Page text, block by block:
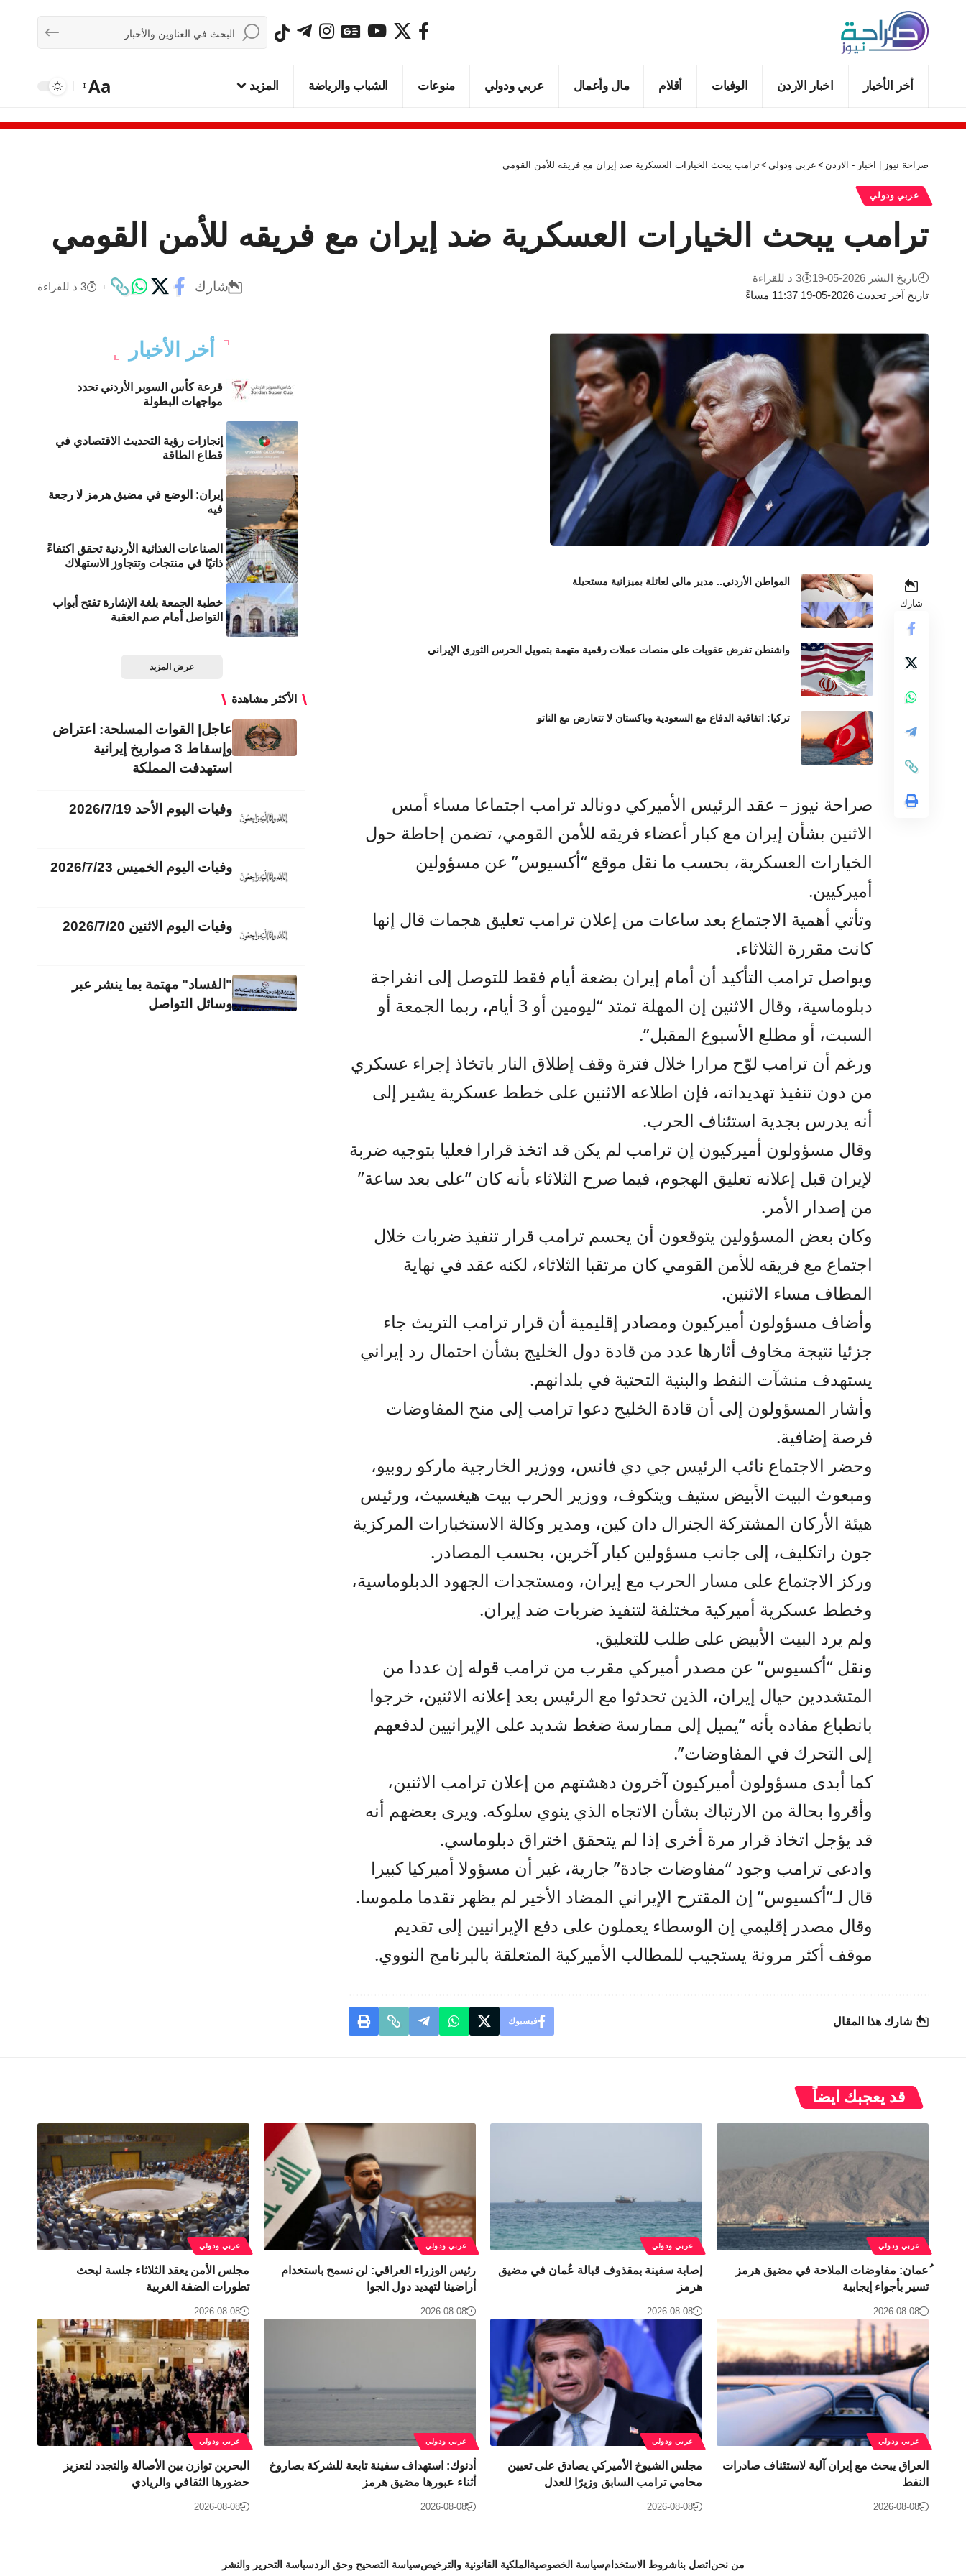
أخر الأخبار اخبار الاردن الوفيات أقلام مال وأعمال عربي ودولي منوعات الشباب والرياضة المزيد Aa
صراحة نيوز | اخبار - الاردن > عربي ودولي >ترامب يبحث الخيارات العسكرية ضد إيران مع فريقه للأمن القومي
عربي ودولي
ترامب يبحث الخيارات العسكرية ضد إيران مع فريقه للأمن القومي
تاريخ آخر تحديث 2026-05-19 11:37 مساءً
تاريخ النشر 2026-05-19 3 د للقراءة
شارك 3 د للقراءة
شارك
المواطن الأردني.. مدير مالي لعائلة بميزانية مستحيلة
واشنطن تفرض عقوبات على منصات عملات رقمية متهمة بتمويل الحرس الثوري الإيراني
تركيا: اتفاقية الدفاع مع السعودية وباكستان لا تتعارض مع الناتو
صراحة نيوز – عقد الرئيس الأميركي دونالد ترامب اجتماعا مساء أمس
الاثنين بشأن إيران مع كبار أعضاء فريقه للأمن القومي، تضمن إحاطة حول
الخيارات العسكرية، بحسب ما نقل موقع “أكسيوس” عن مسؤولين
أميركيين.
وتأتي أهمية الاجتماع بعد ساعات من إعلان ترامب تعليق هجمات قال إنها
كانت مقررة الثلاثاء.
ويواصل ترامب التأكيد أن أمام إيران بضعة أيام فقط للتوصل إلى انفراجة
دبلوماسية، وقال الاثنين إن المهلة تمتد “ليومين أو 3 أيام، ربما الجمعة أو
السبت، أو مطلع الأسبوع المقبل”.
ورغم أن ترامب لوّح مرارا خلال فترة وقف إطلاق النار باتخاذ إجراء عسكري
من دون تنفيذ تهديداته، فإن اطلاعه الاثنين على خطط عسكرية يشير إلى
أنه يدرس بجدية استئناف الحرب.
وقال مسؤولون أميركيون إن ترامب لم يكن قد اتخذ قرارا فعليا بتوجيه ضربة
لإيران قبل إعلانه تعليق الهجوم، فيما صرح الثلاثاء بأنه كان “على بعد ساعة”
من إصدار الأمر.
وكان بعض المسؤولين يتوقعون أن يحسم ترامب قرار تنفيذ ضربات خلال
اجتماع مع فريقه للأمن القومي كان مرتقبا الثلاثاء، لكنه عقد في نهاية
المطاف مساء الاثنين.
وأضاف مسؤولون أميركيون ومصادر إقليمية أن قرار ترامب التريث جاء
جزئيا نتيجة مخاوف أثارها عدد من قادة دول الخليج بشأن احتمال رد إيراني
يستهدف منشآت النفط والبنية التحتية في بلدانهم.
وأشار المسؤولون إلى أن قادة الخليج دعوا ترامب إلى منح المفاوضات
فرصة إضافية.
وحضر الاجتماع نائب الرئيس جي دي فانس، ووزير الخارجية ماركو روبيو،
ومبعوث البيت الأبيض ستيف ويتكوف، ووزير الحرب بيت هيغسيث، ورئيس
هيئة الأركان المشتركة الجنرال دان كين، ومدير وكالة الاستخبارات المركزية
جون راتكليف، إلى جانب مسؤولين كبار آخرين، بحسب المصادر.
وركز الاجتماع على مسار الحرب مع إيران، ومستجدات الجهود الدبلوماسية،
وخطط عسكرية أميركية مختلفة لتنفيذ ضربات ضد إيران.
ولم يرد البيت الأبيض على طلب للتعليق.
ونقل “أكسيوس” عن مصدر أميركي مقرب من ترامب قوله إن عددا من
المتشددين حيال إيران، الذين تحدثوا مع الرئيس بعد إعلانه الاثنين، خرجوا
بانطباع مفاده بأنه “يميل إلى ممارسة ضغط شديد على الإيرانيين لدفعهم
إلى التحرك في المفاوضات”.
كما أبدى مسؤولون أميركيون آخرون دهشتهم من إعلان ترامب الاثنين،
وأقروا بحالة من الارتباك بشأن الاتجاه الذي ينوي سلوكه. ويرى بعضهم أنه
قد يؤجل اتخاذ قرار مرة أخرى إذا لم يتحقق اختراق دبلوماسي.
وادعى ترامب وجود “مفاوضات جادة” جارية، غير أن مسؤولا أميركيا كبيرا
قال لـ”أكسيوس” إن المقترح الإيراني المضاد الأخير لم يظهر تقدما ملموسا.
وقال مصدر إقليمي إن الوسطاء يعملون على دفع الإيرانيين إلى تقديم
موقف أكثر مرونة يستجيب للمطالب الأميركية المتعلقة بالبرنامج النووي.
شارك هذا المقال فيسبوك
أخر الأخبار
قرعة كأس السوبر الأردني تحدد
مواجهات البطولة
إنجازات رؤية التحديث الاقتصادي في
قطاع الطاقة
إيران: الوضع في مضيق هرمز لا رجعة
فيه
الصناعات الغذائية الأردنية تحقق اكتفاءً
ذاتيًا في منتجات وتتجاوز الاستهلاك
خطبة الجمعة بلغة الإشارة تفتح أبواب
التواصل أمام صم العقبة
عرض المزيد
الأكثر مشاهدة
عاجل| القوات المسلحة: اعتراض
وإسقاط 3 صواريخ إيرانية
استهدفت المملكة
وفيات اليوم الأحد 2026/7/19
وفيات اليوم الخميس 2026/7/23
وفيات اليوم الاثنين 2026/7/20
"الفساد" مهتمة بما ينشر عبر
وسائل التواصل
قد يعجبك ايضاً
عربي ودولي
ُعمان: مفاوضات الملاحة في مضيق هرمز
تسير بأجواء إيجابية
2026-08-08
عربي ودولي
إصابة سفينة بمقذوف قبالة عُمان في مضيق
هرمز
2026-08-08
عربي ودولي
رئيس الوزراء العراقي: لن نسمح باستخدام
أراضينا لتهديد دول الجوا
2026-08-08
عربي ودولي
مجلس الأمن يعقد الثلاثاء جلسة لبحث
تطورات الضفة الغربية
2026-08-08
عربي ودولي
العراق يبحث مع إيران آلية لاستئناف صادرات
النفط
2026-08-08
عربي ودولي
مجلس الشيوخ الأميركي يصادق على تعيين
محامي ترامب السابق وزيرًا للعدل
2026-08-08
عربي ودولي
أدنوك: استهداف سفينة تابعة للشركة بصاروخ
أثناء عبورها مضيق هرمز
2026-08-08
عربي ودولي
البحرين توازن بين الأصالة والتجدد لتعزيز
حضورها الثقافي والريادي
2026-08-08
من نحن اتصل بناشروط الاستخدامسياسة الخصوصية الملكية القانونية والترخيصسياسة التصحيح وحق الردسياسة التحرير والنشر